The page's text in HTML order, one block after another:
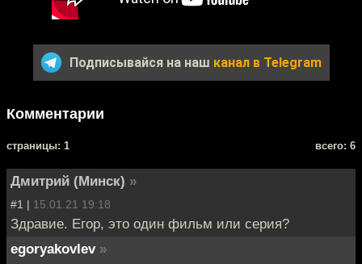
Подписывайся на наш канал в Telegram
Комментарии
cтраницы: 1 всего: 6
Дмитрий (Минск) »
#1 | 15.01.21 19:18
Здравие. Егор, это один фильм или серия?
egoryakovlev »